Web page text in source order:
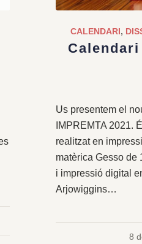
CALENDARI,
Us presentem el
IMPREMTA 2021.
realitzat en
matèrica Gesso de
i impressió digital
Arjowiggins…
8